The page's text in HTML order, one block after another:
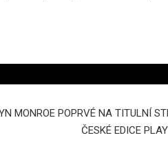
MONROE POPRVÉ NA TITULNÍ
ČESKÉ EDICE